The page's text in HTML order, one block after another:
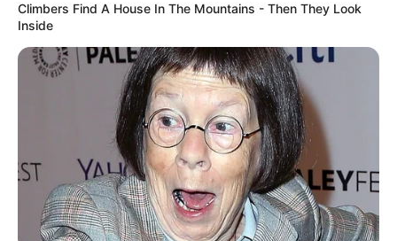
The Most Surprising Things About FIFA World Cup
BRAINBERRIES
Climbers Find A House In The Mountains - Then They Look
Inside